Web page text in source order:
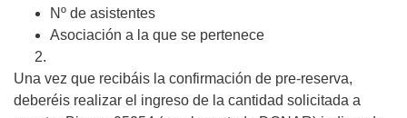
Nº de asistentes
Asociación a la que se pertenece
Una vez que recibáis la confirmación de pre-reserva,
deberéis realizar el ingreso de la cantidad solicitada a